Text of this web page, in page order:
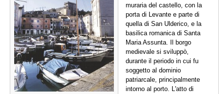
muraria del castello, con la
porta di Levante e parte di
quella di San Ulderico, e la
basilica romanica di Santa
Maria Assunta. Il borgo
medievale si sviluppò,
durante il periodo in cui fu
soggetto al dominio
patriarcale, principalmente
intorno al porto. L'atto di